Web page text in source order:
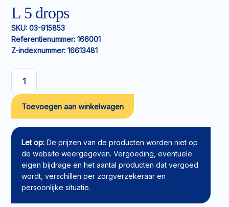
L 5 drops
SKU: 03-915853
Referentienummer: 166001
Z-indexnummer: 16613481
Molicare
Premium
Mobile
Pants
L
drops
aantal
Toevoegen aan winkelwagen
Let op: De prijzen van de producten worden niet op
de website weergegeven. Vergoeding, eventuele
eigen bijdrage en het aantal producten dat vergoed
wordt, verschillen per zorgverzekeraar en
persoonlijke situatie.